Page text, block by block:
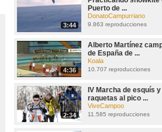
3:44
Puerto de ...
DonatoCampurriano
9.863 reproducciones
4:36
Alberto Martínez
de España de ...
Koala
10.707 reproducciones
2:34
IV Marcha de esquís y
raquetas al pico ...
ViveCampoo
11.585 reproducciones